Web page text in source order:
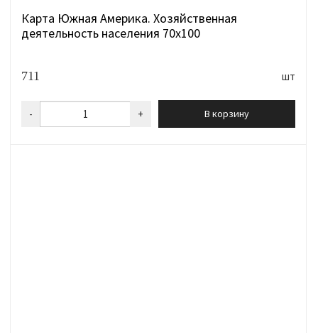
Карта Южная Америка. Хозяйственная
деятельность населения 70х100
711 шт
- + В корзину